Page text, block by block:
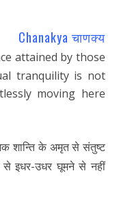
Chanakya चाणक्य
attained by those
tranquility is not
moving here
शान्ति के अमृत से संतुष्ट
से इधर-उधर घूमने से नहीं